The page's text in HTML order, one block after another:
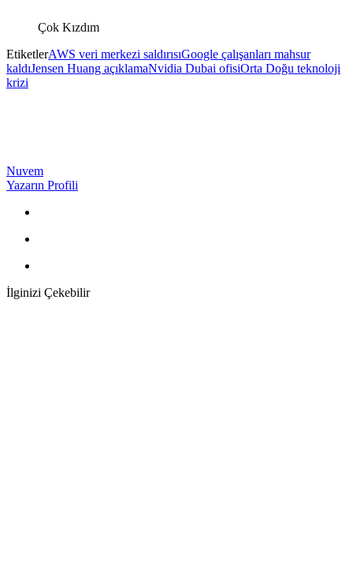
Çok Kızdım
EtiketlerAWS veri merkezi saldırısıGoogle çalışanları mahsur
kaldıJensen Huang açıklamaNvidia Dubai ofisiOrta Doğu teknoloji
krizi
Nuvem
Yazarın Profili
İlginizi Çekebilir